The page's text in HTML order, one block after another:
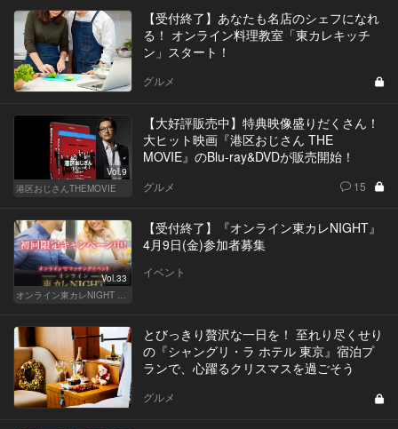
【受付終了】あなたも名店のシェフになれ
る！ オンライン料理教室「東カレキッチ
ン」スタート！
グルメ
Vol.9
港区おじさんTHEMOVIE
【大好評販売中】特典映像盛りだくさん！
大ヒット映画『港区おじさん THE
MOVIE』のBlu-ray&DVDが販売開始！
グルメ 15
Vol.33
オンライン東カレNIGHT イベント募集
【受付終了】『オンライン東カレNIGHT』
4月9日(金)参加者募集
イベント
とびっきり贅沢な一日を！ 至れり尽くせり
の『シャングリ・ラ ホテル 東京』宿泊プ
ランで、心躍るクリスマスを過ごそう
グルメ